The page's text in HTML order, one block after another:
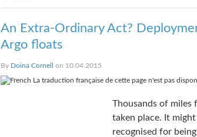
An Extra-Ordinary Act?
Argo floats
By Doina Cornell on 10.04.2015
La traduction française de cette page n'est pas
Thousands of miles
taken place. It
recognised for